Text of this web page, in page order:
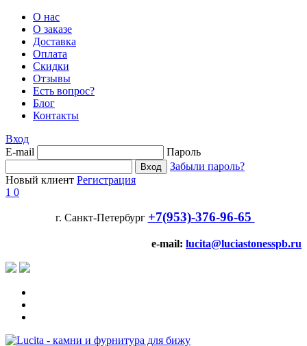
О нас
О заказе
Доставка
Оплата
Скидки
Отзывы
Есть вопрос?
Блог
Контакты
Вход
E-mail
Пароль
Забыли пароль?
Новый клиент Регистрация
1 0
г. Санкт-Петербург +7(953)-376-96-65
e-mail: lucita@luciastonesspb.ru